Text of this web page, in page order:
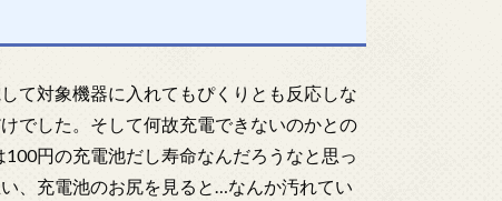
て対象機器に入れてもぴくりとも反応しな
でした。そして何故充電できないのかとの
円の充電池だし寿命なんだろうなと思っ
、充電池のお尻を見ると…なんか汚れてい